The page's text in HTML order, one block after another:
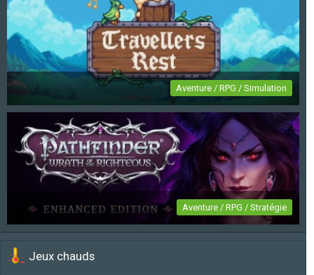
FIFA 23
Aventure / RPG / Simulation
Travellers Rest
Aventure / RPG / Stratégie
Jeux chauds